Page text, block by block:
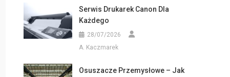
Serwis Drukarek Canon Dla
Każdego
28/07/2026
A. Kaczmarek
Osuszacze Przemysłowe – Jak